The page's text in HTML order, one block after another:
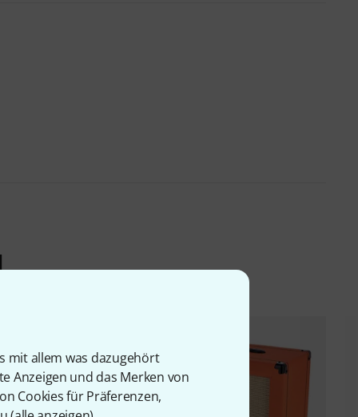
mit allem was dazugehört
Anzeigen und das Merken von
Cookies für Präferenzen,